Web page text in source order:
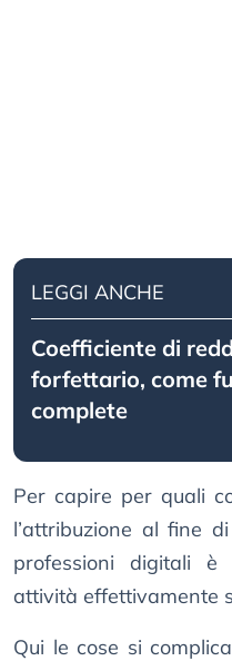
LEGGI ANCHE
Coefficiente di
forfettario, come
complete
Per capire per quali
l’attribuzione al fine
professioni digitali è
attività effettivamente
Qui le cose si